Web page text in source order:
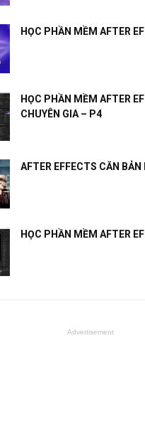
HỌC PHẦN MỀM AFTER
HỌC PHẦN MỀM AFTER
CHUYÊN GIA – P4
AFTER EFFECTS CĂN BẢN
HỌC PHẦN MỀM AFTER
Advertisement